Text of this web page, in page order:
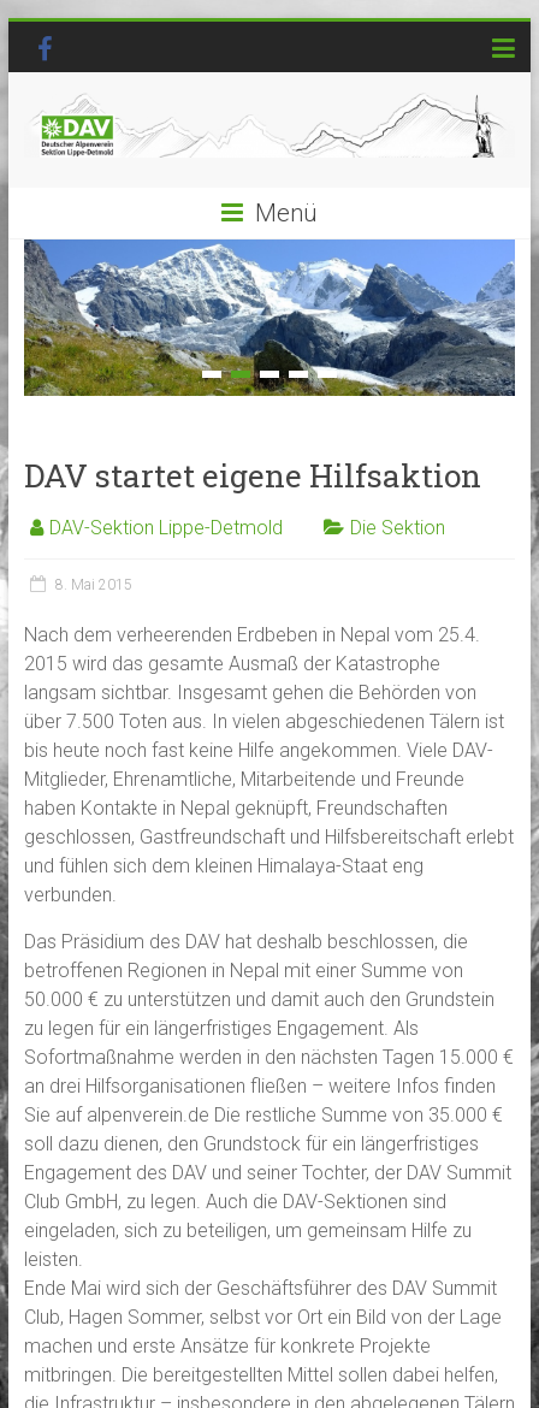
Menü
DAV startet eigene Hilfsaktion
DAV-Sektion Lippe-Detmold Die Sektion
8. Mai 2015
Nach dem verheerenden Erdbeben in Nepal vom 25.4.
2015 wird das gesamte Ausmaß der Katastrophe
langsam sichtbar. Insgesamt gehen die Behörden von
über 7.500 Toten aus. In vielen abgeschiedenen Tälern ist
bis heute noch fast keine Hilfe angekommen. Viele DAV-
Mitglieder, Ehrenamtliche, Mitarbeitende und Freunde
haben Kontakte in Nepal geknüpft, Freundschaften
geschlossen, Gastfreundschaft und Hilfsbereitschaft erlebt
und fühlen sich dem kleinen Himalaya-Staat eng
verbunden.
Das Präsidium des DAV hat deshalb beschlossen, die
betroffenen Regionen in Nepal mit einer Summe von
50.000 € zu unterstützen und damit auch den Grundstein
zu legen für ein längerfristiges Engagement. Als
Sofortmaßnahme werden in den nächsten Tagen 15.000 €
an drei Hilfsorganisationen fließen – weitere Infos finden
Sie auf alpenverein.de Die restliche Summe von 35.000 €
soll dazu dienen, den Grundstock für ein längerfristiges
Engagement des DAV und seiner Tochter, der DAV Summit
Club GmbH, zu legen. Auch die DAV-Sektionen sind
eingeladen, sich zu beteiligen, um gemeinsam Hilfe zu
leisten.
Ende Mai wird sich der Geschäftsführer des DAV Summit
Club, Hagen Sommer, selbst vor Ort ein Bild von der Lage
machen und erste Ansätze für konkrete Projekte
mitbringen. Die bereitgestellten Mittel sollen dabei helfen,